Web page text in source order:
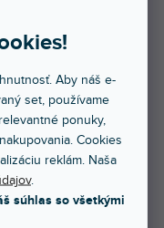
Aby náš e-
set, používame
ponuky,
Cookies
reklám. Naša
.
súhlas so všetkými
62 FULL
Graphite Grey